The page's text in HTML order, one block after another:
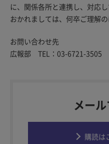
に、関係各所と連携し、対応
おかれましては、何卒ご理解
お問い合わせ先
広報部 TEL：03-6721-3505
メー
購読は